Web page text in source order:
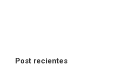
Post recientes